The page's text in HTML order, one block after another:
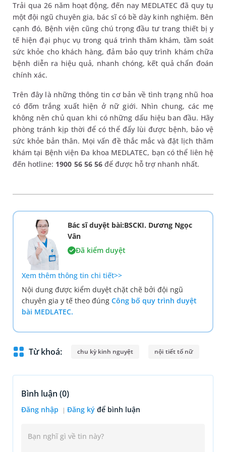
Trải qua 26 năm hoạt động, đến nay MEDLATEC đã quy tụ
một đội ngũ chuyên gia, bác sĩ có bề dày kinh nghiệm. Bên
cạnh đó, Bệnh viện cũng chú trọng đầu tư trang thiết bị y
tế hiện đại phục vụ trong quá trình thăm khám, tầm soát
sức khỏe cho khách hàng, đảm bảo quy trình khám chữa
bệnh diễn ra hiệu quả, nhanh chóng, kết quả chẩn đoán
chính xác.
Trên đây là những thông tin cơ bản về tình trạng nhũ hoa
có đốm trắng xuất hiện ở nữ giới. Nhìn chung, các mẹ
không nên chủ quan khi có những dấu hiệu ban đầu. Hãy
phòng tránh kịp thời để có thể đẩy lùi được bệnh, bảo vệ
sức khỏe bản thân. Mọi vấn đề thắc mắc và đặt lịch thăm
khám tại Bệnh viện Đa khoa MEDLATEC, bạn có thể liên hệ
đến hotline: 1900 56 56 56để được hỗ trợ nhanh nhất.
Bác sĩ duyệt bài:BSCKI. Dương Ngọc
Vân
Đã kiểm duyệt
Xem thêm thông tin chi tiết>>
Nội dung được kiểm duyệt chặt chẽ bởi đội ngũ
chuyên gia y tế theo đúng Công bố quy trình duyệt
bài MEDLATEC.
Từ khoá: chu kỳ kinh nguyệt nội tiết tố nữ
Bình luận (0)
Đăng nhập Đăng ký để bình luận